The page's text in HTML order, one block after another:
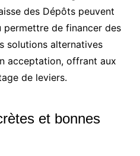
des Dépôts peuvent
de financer des
solutions alternatives
acceptation, offrant aux
de leviers.
et bonnes